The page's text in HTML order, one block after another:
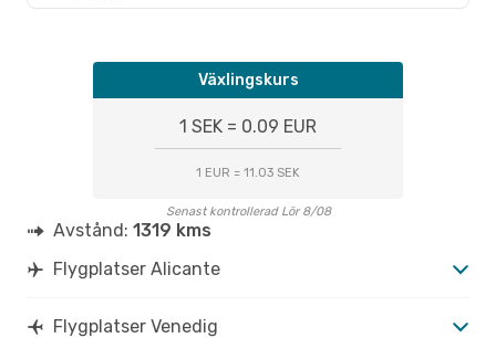
Växlingskurs
1 SEK = 0.09 EUR
1 EUR = 11.03 SEK
Senast kontrollerad Lör 8/08
Avstånd: 1319 kms
Flygplatser Alicante
Flygplatser Venedig